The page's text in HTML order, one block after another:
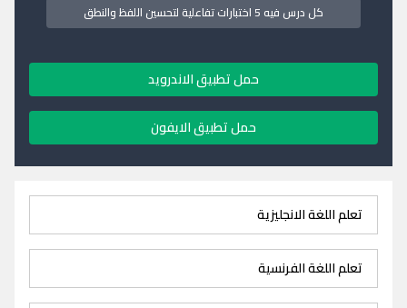
كل درس فيه 5 اختبارات تفاعلية لتحسين اللفظ والنطق
حمل تطبيق الاندرويد
حمل تطبيق الايفون
تعلم اللغة الانجليزية
تعلم اللغة الفرنسية